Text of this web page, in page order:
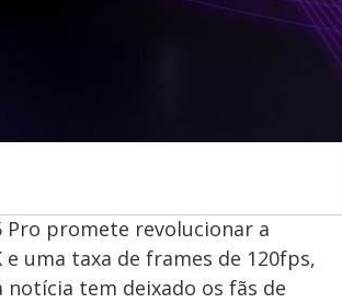
Pro promete revolucionar a
uma taxa de frames de 120fps,
tem deixado os fãs de